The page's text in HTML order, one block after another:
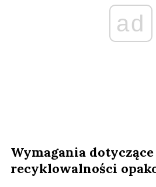
ad
Wymagania dotyczące
recyklowalności